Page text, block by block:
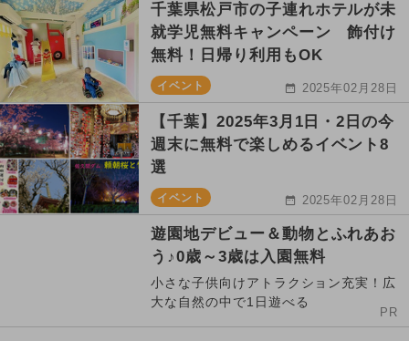
千葉県松戸市の子連れホテルが未
就学児無料キャンペーン 飾付け
無料！日帰り利用もOK
イベント 2025年02月28日
【千葉】2025年3月1日・2日の今
週末に無料で楽しめるイベント8
選
イベント 2025年02月28日
遊園地デビュー＆動物とふれあお
う♪0歳～3歳は入園無料
小さな子供向けアトラクション充実！広
大な自然の中で1日遊べる
PR